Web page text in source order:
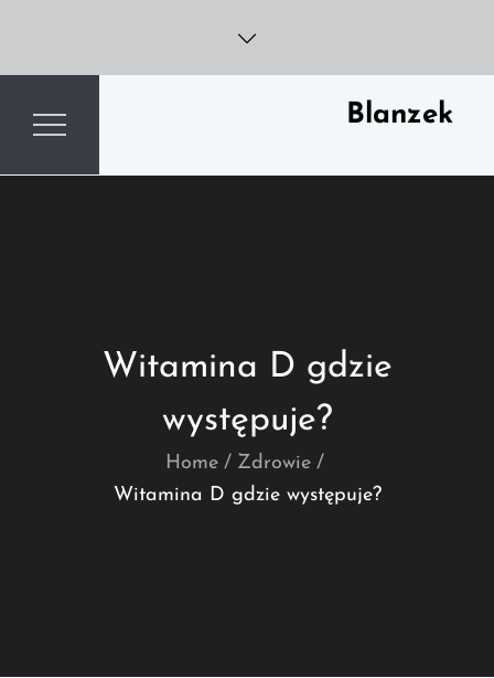
content
Blanzek
Witamina D gdzie
występuje?
Home
Zdrowie
Witamina D gdzie występuje?